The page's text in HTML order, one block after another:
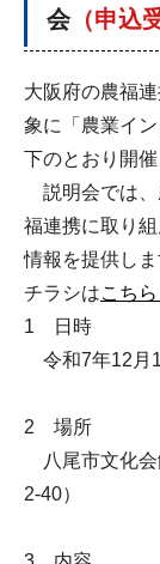
会（申込
大阪府の農福
象に「農業イ
下のとおり開催
説明会では、
福連携に取り
情報を提供し
チラシはこち
1 日時
令和7年12月
2 場所
八尾市文化
2-40）